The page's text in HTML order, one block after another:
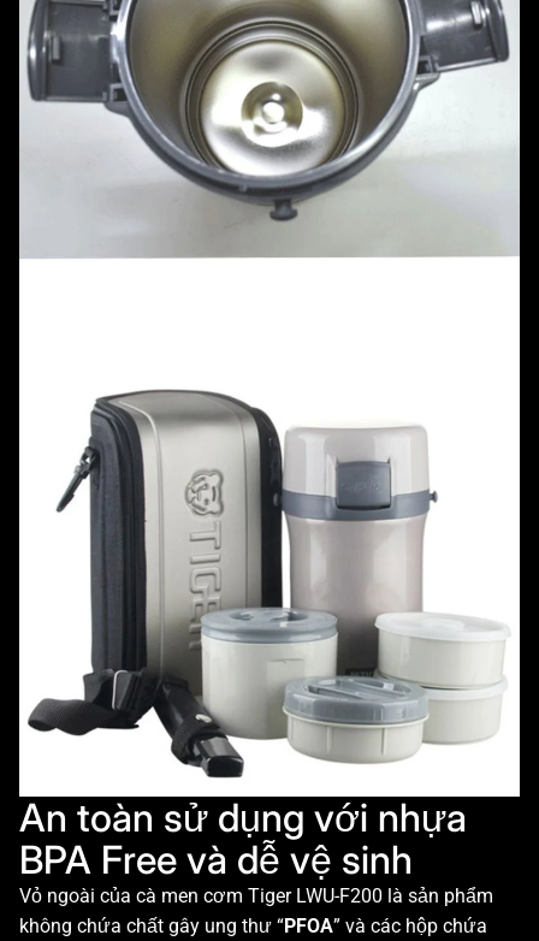
An toàn sử dụng với nhựa
BPA Free và dễ vệ sinh
Vỏ ngoài của cà men cơm Tiger LWU-F200 là sản phẩm
không chứa chất gây ung thư “PFOA” và các hộp chứa